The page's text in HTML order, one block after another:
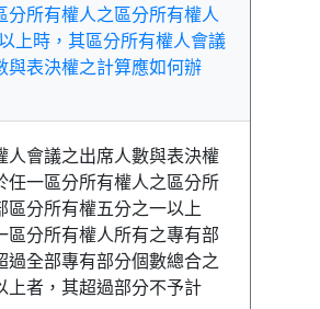
分所有權人之區分所有權人
上時，其區分所有權人會議
與表決權之計算應如何辦
人會議之出席人數與表決權
任一區分所有權人之區分所
區分所有權五分之一以上
區分所有權人所有之專有部
過全部專有部分個數總合之
上者，其超過部分不予計